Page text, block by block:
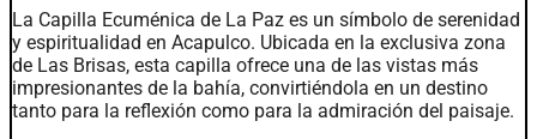
La Capilla Ecuménica de La Paz es un símbolo de serenidad
y espiritualidad en Acapulco. Ubicada en la exclusiva zona
de Las Brisas, esta capilla ofrece una de las vistas más
impresionantes de la bahía, convirtiéndola en un destino
tanto para la reflexión como para la admiración del paisaje.